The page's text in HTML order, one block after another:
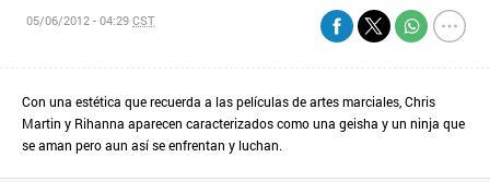
05/06/2012 - 04:29CST
Con una estética que recuerda a las películas de artes marciales, Chris
Martin y Rihanna aparecen caracterizados como una geisha y un ninja que
se aman pero aun así se enfrentan y luchan.